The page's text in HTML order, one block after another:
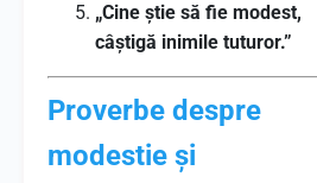
„Cine știe să fie modest,
câștigă inimile tuturor.”
Proverbe despre
modestie și